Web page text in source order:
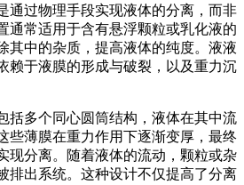
通过物理手段实现液体的分离，而非
通常适用于含有悬浮颗粒或乳化液的
其中的杂质，提高液体的纯度。液液
赖于液膜的形成与破裂，以及重力沉
括多个同心圆筒结构，液体在其中流
些薄膜在重力作用下逐渐变厚，最终
现分离。随着液体的流动，颗粒或杂
排出系统。这种设计不仅提高了分离